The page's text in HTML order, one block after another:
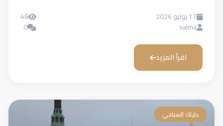
17 يوليو 2026
salma
48
0
اقرأ المزيد
دليلك السياحي